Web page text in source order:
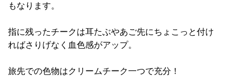
もなります。
指に残ったチークは耳たぶやあご先にちょこっと付け
ればさりげなく血色感がアップ。
旅先での色物はクリームチーク一つで充分！